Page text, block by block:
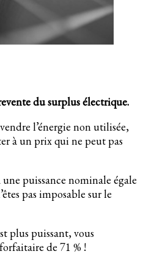
du surplus électrique.
l’énergie non utilisée,
à un prix qui ne peut pas
puissance nominale égale
pas imposable sur le
plus puissant, vous
de 71 % !